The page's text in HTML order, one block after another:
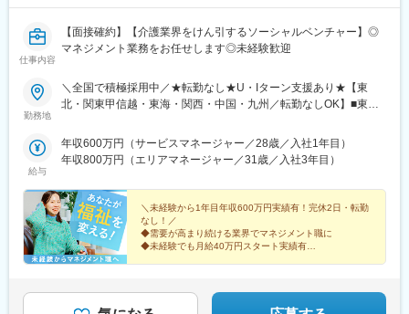
仕事内容
【面接確約】【介護業界をけん引するソーシャルベンチャー】◎
マネジメント業務をお任せします◎未経験歓迎
勤務地
＼全国で積極採用中／★転勤なし★U・Iターン支援あり★【東
北・関東甲信越・東海・関西・中国・九州／転勤なしOK】■東北
木、群馬、埼玉、千葉、東京、神奈川、新潟、富山、山梨、長野■
東海／岐阜、静岡、愛知、三重■関西／滋賀、京都、大阪、兵庫、
媛、高知■九州／福岡、佐賀、長崎、熊本、大分、宮崎、鹿児島、
沖縄★【エリア勤務希望・移住希望の方優遇】：サポート制度も
充実していますので、現在のお住まいに関わらずご希望をお知ら
せください！☆『寮費無料プラン』あり（規定有）：下記勤務地
希望・移住希望の方はお気軽にご相談ください！※【北海道】【東
京都】【神奈川県】【新潟県】【三重県】【滋賀県】【沖縄県】
用会社負担等の移住支援あり（規定有）・U・Iターン転勤希望者
給与
年収600万円（サービスマネージャー／28歳／入社1年目）
年収800万円（エリアマネージャー／31歳／入社3年目）
＼未経験から1年目年収600万円実績有！完休2日・転勤
なし！／
◆需要が高まり続ける業界でマネジメント職に
◆未経験でも月給40万円スタート実績有